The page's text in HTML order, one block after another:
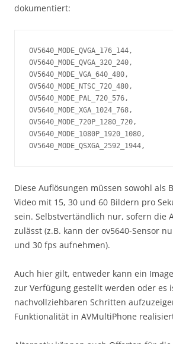
dokumentiert:
OV5640_MODE_QVGA_176_144,
OV5640_MODE_QVGA_320_240,
OV5640_MODE_VGA_640_480,
OV5640_MODE_NTSC_720_480,
OV5640_MODE_PAL_720_576,
OV5640_MODE_XGA_1024_768,
OV5640_MODE_720P_1280_720,
OV5640_MODE_1080P_1920_1080,
OV5640_MODE_QSXGA_2592_1944,
Diese Auflösungen müssen sowohl als
Video mit 15, 30 und 60 Bildern pro
sein. Selbstvertändlich nur, sofern die
zulässt (z.B. kann der ov5640-Sensor
und 30 fps aufnehmen).
Auch hier gilt, entweder kann ein
zur Verfügung gestellt werden oder es
nachvollziehbaren Schritten
Funktionalität in AVMultiPhone